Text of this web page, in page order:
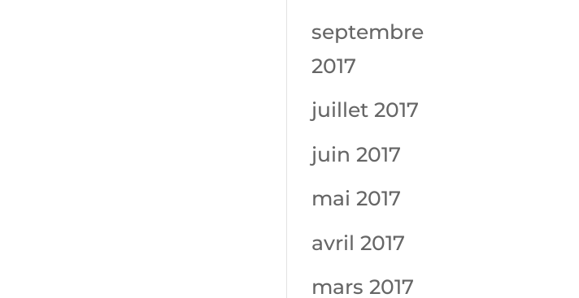
septembre
2017
juillet 2017
juin 2017
mai 2017
avril 2017
mars 2017